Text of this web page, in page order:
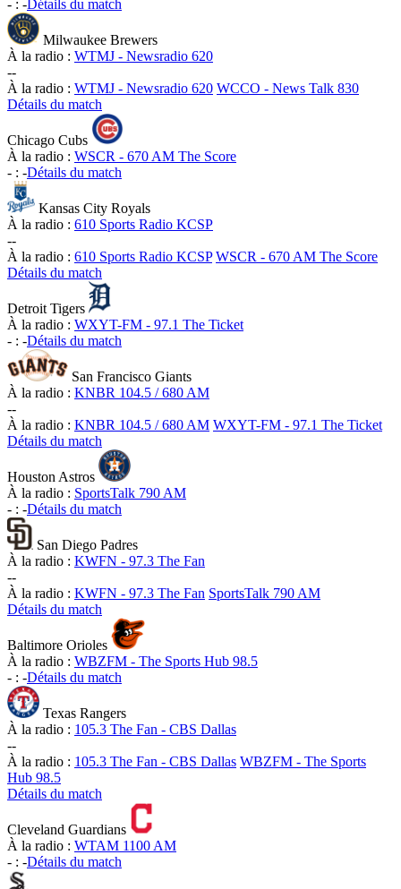
- : - Détails du match
Milwaukee Brewers
À la radio : WTMJ - Newsradio 620
--
À la radio : WTMJ - Newsradio 620 WCCO - News Talk 830
Détails du match
Chicago Cubs
À la radio : WSCR - 670 AM The Score
- : -Détails du match
Kansas City Royals
À la radio : 610 Sports Radio KCSP
--
À la radio : 610 Sports Radio KCSP WSCR - 670 AM The Score
Détails du match
Detroit Tigers
À la radio : WXYT-FM - 97.1 The Ticket
- : -Détails du match
San Francisco Giants
À la radio : KNBR 104.5 / 680 AM
--
À la radio : KNBR 104.5 / 680 AM WXYT-FM - 97.1 The Ticket
Détails du match
Houston Astros
À la radio : SportsTalk 790 AM
- : -Détails du match
San Diego Padres
À la radio : KWFN - 97.3 The Fan
--
À la radio : KWFN - 97.3 The Fan SportsTalk 790 AM
Détails du match
Baltimore Orioles
À la radio : WBZFM - The Sports Hub 98.5
- : -Détails du match
Texas Rangers
À la radio : 105.3 The Fan - CBS Dallas
--
À la radio : 105.3 The Fan - CBS Dallas WBZFM - The Sports
Hub 98.5
Détails du match
Cleveland Guardians
À la radio : WTAM 1100 AM
- : -Détails du match